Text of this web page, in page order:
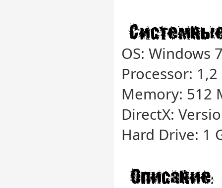
OS: Windows
Processor:
Memory: 512
DirectX:
Hard Drive: 1